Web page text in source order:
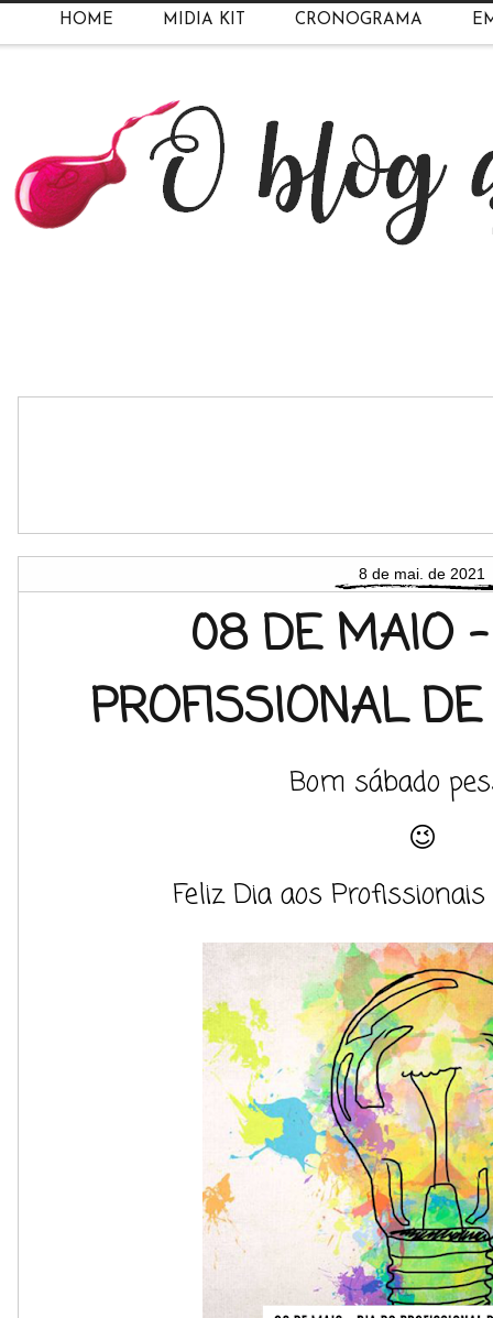
HOME MIDIA KIT CRONOGRAMA
8 de mai. de 2021
08 DE MAIO
PROFISSIONAL
Bom sábado
😉
Feliz Dia aos